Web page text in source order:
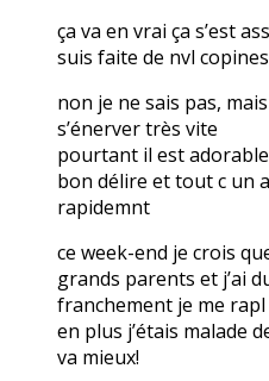
ça va en vrai ça s’est
suis faite de nvl
non je ne sais pas,
s’énerver très vite
pourtant il est
bon délire et tout c un
rapidemnt
ce week-end je crois
grands parents et j’ai
franchement je me
en plus j’étais malade
va mieux!